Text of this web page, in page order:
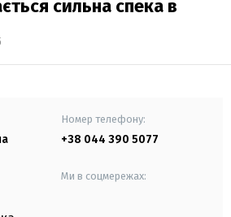
сильна спека в
Номер телефону:
+38 044 390 5077
Ми в соцмережах: